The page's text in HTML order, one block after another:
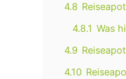
4.8
4.8.1 Was
4.9
4.10